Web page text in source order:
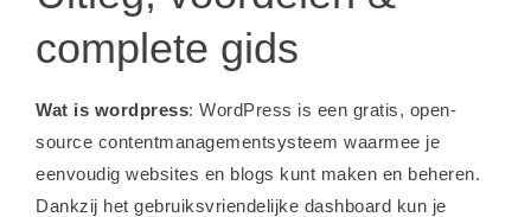
complete gids
Wat is wordpress: WordPress is een gratis, open-
source contentmanagementsysteem waarmee je
eenvoudig websites en blogs kunt maken en beheren.
Dankzij het gebruiksvriendelijke dashboard kun je